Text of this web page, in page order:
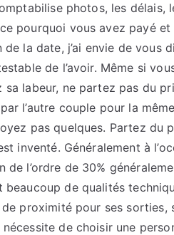
photos, les délais,
pourquoi vous avez payé
de la date, j’ai envie de vous
de l’avoir. Même si
sa labeur, ne partez pas du
l’autre couple pour la
pas quelques. Partez du
inventé. Généralement à
de l’ordre de 30%
beaucoup de qualités
proximité pour ses sorties,
de choisir une